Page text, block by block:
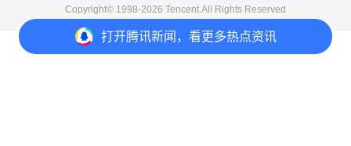
打开腾讯新闻，看更多热点资讯
Copyright© 1998-2026 Tencent.All Rights Reserved